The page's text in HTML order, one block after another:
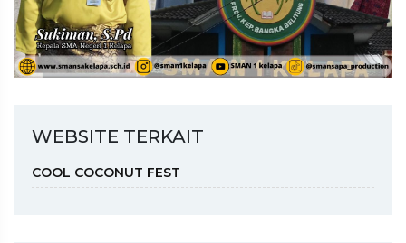
WEBSITE TERKAIT
COOL COCONUT FEST